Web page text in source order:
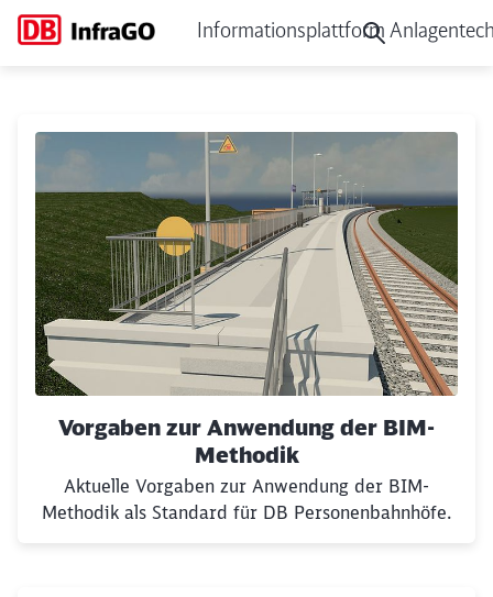
Informationsplattform
Vorgaben zur Anwendung der BIM-
Methodik
Aktuelle Vorgaben zur Anwendung der BIM-
Methodik als Standard für DB Personenbahnhöfe.